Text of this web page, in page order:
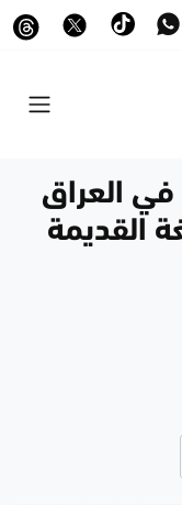
في العراق
القديمة